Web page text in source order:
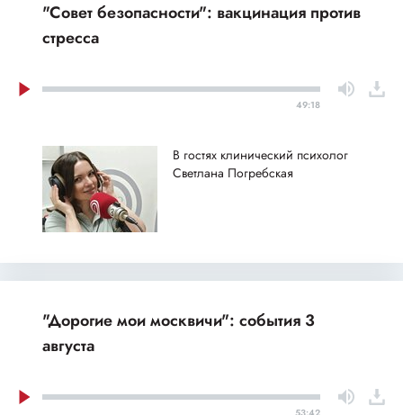
"Совет безопасности": вакцинация против
стресса
49:18
В гостях клинический психолог
Светлана Погребская
"Дорогие мои москвичи": события 3
августа